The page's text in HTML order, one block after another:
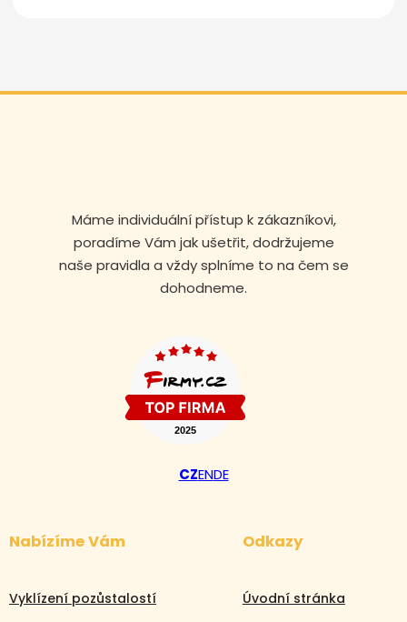
Máme individuální přístup k zákazníkovi,
poradíme Vám jak ušetřit, dodržujeme
naše pravidla a vždy splníme to na čem se
dohodneme.
CZENDE
Nabízíme Vám
Vyklízení pozůstalostí
Odkazy
Úvodní stránka